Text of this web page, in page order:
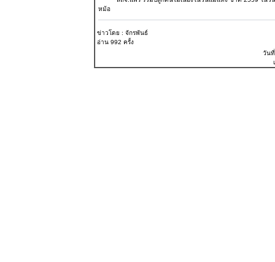
หม้อ
ข่าวโดย : จักรพันธ์
อ่าน 992 ครั้ง
วัน